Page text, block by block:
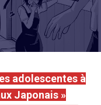
adolescentes à
Japonais »